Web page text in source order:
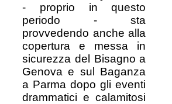
- proprio in questo
periodo - sta
provvedendo anche alla
copertura e messa in
sicurezza del Bisagno a
Genova e sul Baganza
a Parma dopo gli eventi
drammatici e calamitosi